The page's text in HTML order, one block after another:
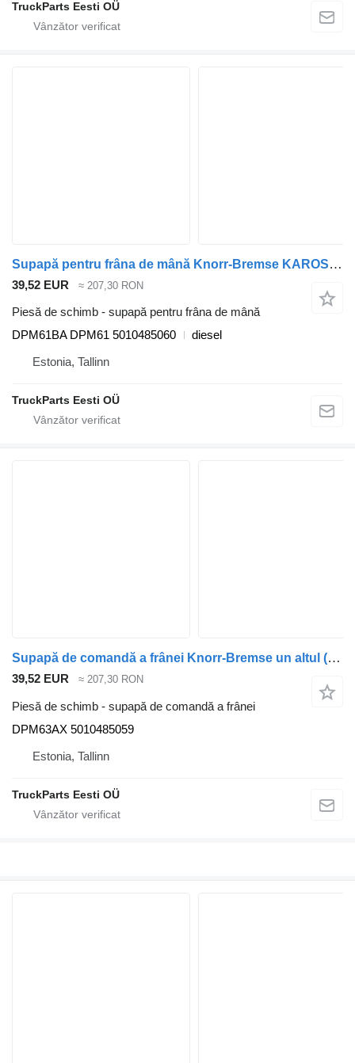
TruckParts Eesti OÜ
Supapă pentru frâna de mână Knorr-Bremse KAROSA (01.99-12.07) DPM61BA DPM61 pentru autobuz Irisbus Access, Evadys, Axer, Karosa, Recreo, Domino, Agora, Citelis, Eurorider (1999-)
39,52 EUR ≈ 207,30 RON
Piesă de schimb - supapă pentru frâna de mână
DPM61BA DPM61 5010485060
diesel
Estonia, Tallinn
TruckParts Eesti OÜ
Supapă de comandă a frânei Knorr-Bremse un altul (01.05-) DPM63AX pentru autobuz Irisbus Access, Evadys, Axer, Karosa, Recreo, Domino, Agora, Citelis, Eurorider (1999-)
39,52 EUR ≈ 207,30 RON
Piesă de schimb - supapă de comandă a frânei
DPM63AX 5010485059
Estonia, Tallinn
TruckParts Eesti OÜ